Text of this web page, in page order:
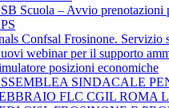
Scuola – Avvio prenotazioni
Confsal Frosinone. Servizio
webinar per il supporto
posizioni economiche
SINDACALE
FLC CGIL ROMA